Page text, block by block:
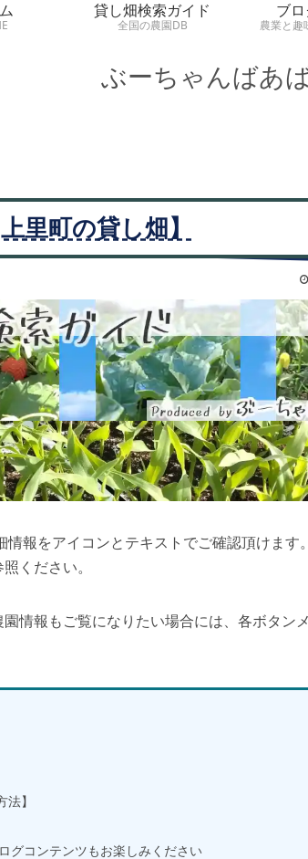
ぶーちゃんばあ
貸し畑検索ガイド
全国の農園DB
ブ
農業と趣
里町の貸し畑】
報をアイコンとテキストでご確認頂けます
ください。
情報もご覧になりたい場合には、各ボタン
】
グコンテンツもお楽しみください